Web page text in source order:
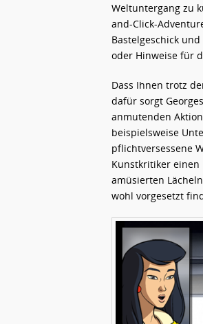
Weltuntergang zu
and-Click-
Bastelgeschick
oder Hinweise für
Dass Ihnen trotz
dafür sorgt
anmutenden
beispielsweise
pflichtversessene
Kunstkritiker einen
amüsierten
wohl vorgesetzt